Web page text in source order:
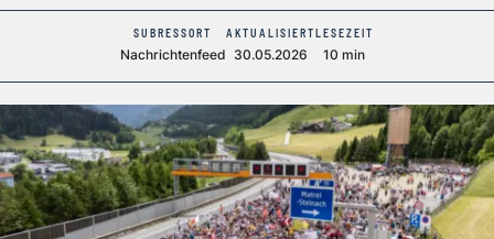
SUBRESSORT
Nachrichtenfeed
AKTUALISIERT
30.05.2026
LESEZEIT
10 min